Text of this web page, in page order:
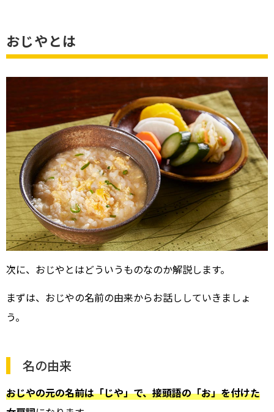
おじやとは
次に、おじやとはどういうものなのか解説します。
まずは、おじやの名前の由来からお話ししていきましょ
う。
名の由来
おじやの元の名前は「じや」で、接頭語の「お」を付けた